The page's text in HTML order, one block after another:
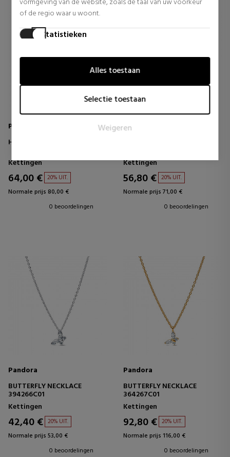
of de regio waar u woont.
Statistieken
hoe bezoekers omgaan met websites door anoniem
informatie te verzamelen en te rapporteren.
wanneer ze verschillende websites bezoeken. Het doel is
om advertenties weer te geven die relevant en aantrekkelijk
Alles toestaan
Selectie toestaan
Weigeren
Pandora
HALO NECKLACE 393560C02
Kettingen
64,00 € 20% UIT.
Normale prijs 80,00 €
0 beoordelingen
Pandora
Kettingen
56,80 € 20% UIT.
Normale prijs 71,00 €
0 beoordelingen
Pandora
BUTTERFLY NECKLACE
394266C01
Kettingen
42,40 € 20% UIT.
Normale prijs 53,00 €
0 beoordelingen
Pandora
BUTTERFLY NECKLACE
364267C01
Kettingen
92,80 € 20% UIT.
Normale prijs 116,00 €
0 beoordelingen